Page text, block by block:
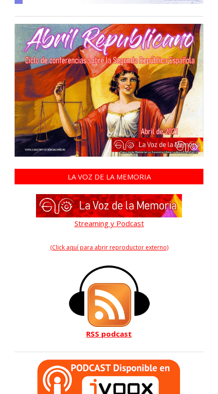
LA VOZ DE LA MEMORIA
Streaming y Podcast
(Click aquí para abrir reproductor externo)
RSS podcast